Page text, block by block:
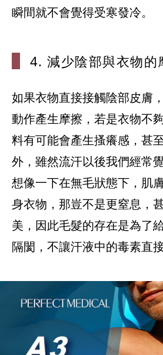
瞬間就不會覺得受寒發冷。
4. 減少陰部與衣物的
如果衣物直接接觸陰部皮膚
動作產生摩擦，若是衣物不
料有可能會產生搔癢感，甚
外，雖然流汗以後我們經常
想像一下在無毛狀態下，肌
身衣物，那豈不是更窒息，
美，因此毛髮的存在是為了
隔閡，不讓汗液中的毒素直